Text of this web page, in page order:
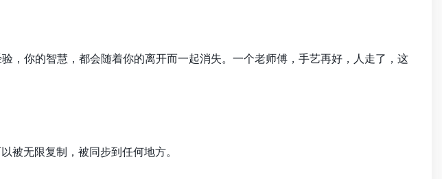
，你的智慧，都会随着你的离开而一起消失。一个老师傅，手艺再好，人走了，这
被无限复制，被同步到任何地方。